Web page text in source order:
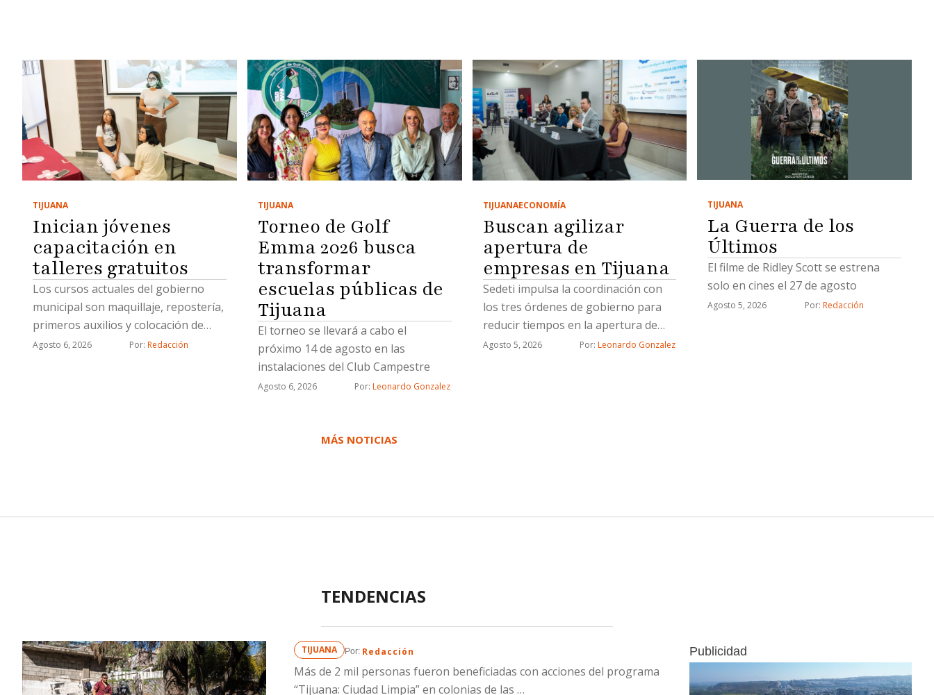
TIJUANA
Inician jóvenes
capacitación en
talleres gratuitos
Los cursos actuales del gobierno
municipal son maquillaje, repostería,
primeros auxilios y colocación de
uñas acrílicas
Agosto 6, 2026 Por: Redacción
TIJUANA
Torneo de Golf
Emma 2026 busca
transformar
escuelas públicas de
Tijuana
El torneo se llevará a cabo el
próximo 14 de agosto en las
instalaciones del Club Campestre
Agosto 6, 2026 Por: Leonardo Gonzalez
TIJUANAECONOMÍA
Buscan agilizar
apertura de
empresas en Tijuana
Sedeti impulsa la coordinación con
los tres órdenes de gobierno para
reducir tiempos en la apertura de
nuevos negocios
Agosto 5, 2026 Por: Leonardo Gonzalez
TIJUANA
La Guerra de los
Últimos
El filme de Ridley Scott se estrena
solo en cines el 27 de agosto
Agosto 5, 2026 Por: Redacción
MÁS NOTICIAS
TENDENCIAS
TIJUANA Por: Redacción
Más de 2 mil personas fueron beneficiadas con acciones del programa
“Tijuana: Ciudad Limpia” en colonias de las …
Publicidad